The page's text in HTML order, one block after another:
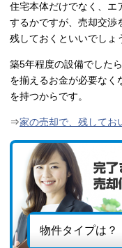
住宅本体だけでなく、エ
するかですが、売却交渉
残しておくといいでしょ
築5年程度の設備でした
を揃えるお金が必要なく
を持つからです。
⇒家の売却で、残してお